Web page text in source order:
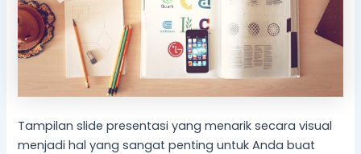
Tampilan slide presentasi yang menarik secara visual
menjadi hal yang sangat penting untuk Anda buat